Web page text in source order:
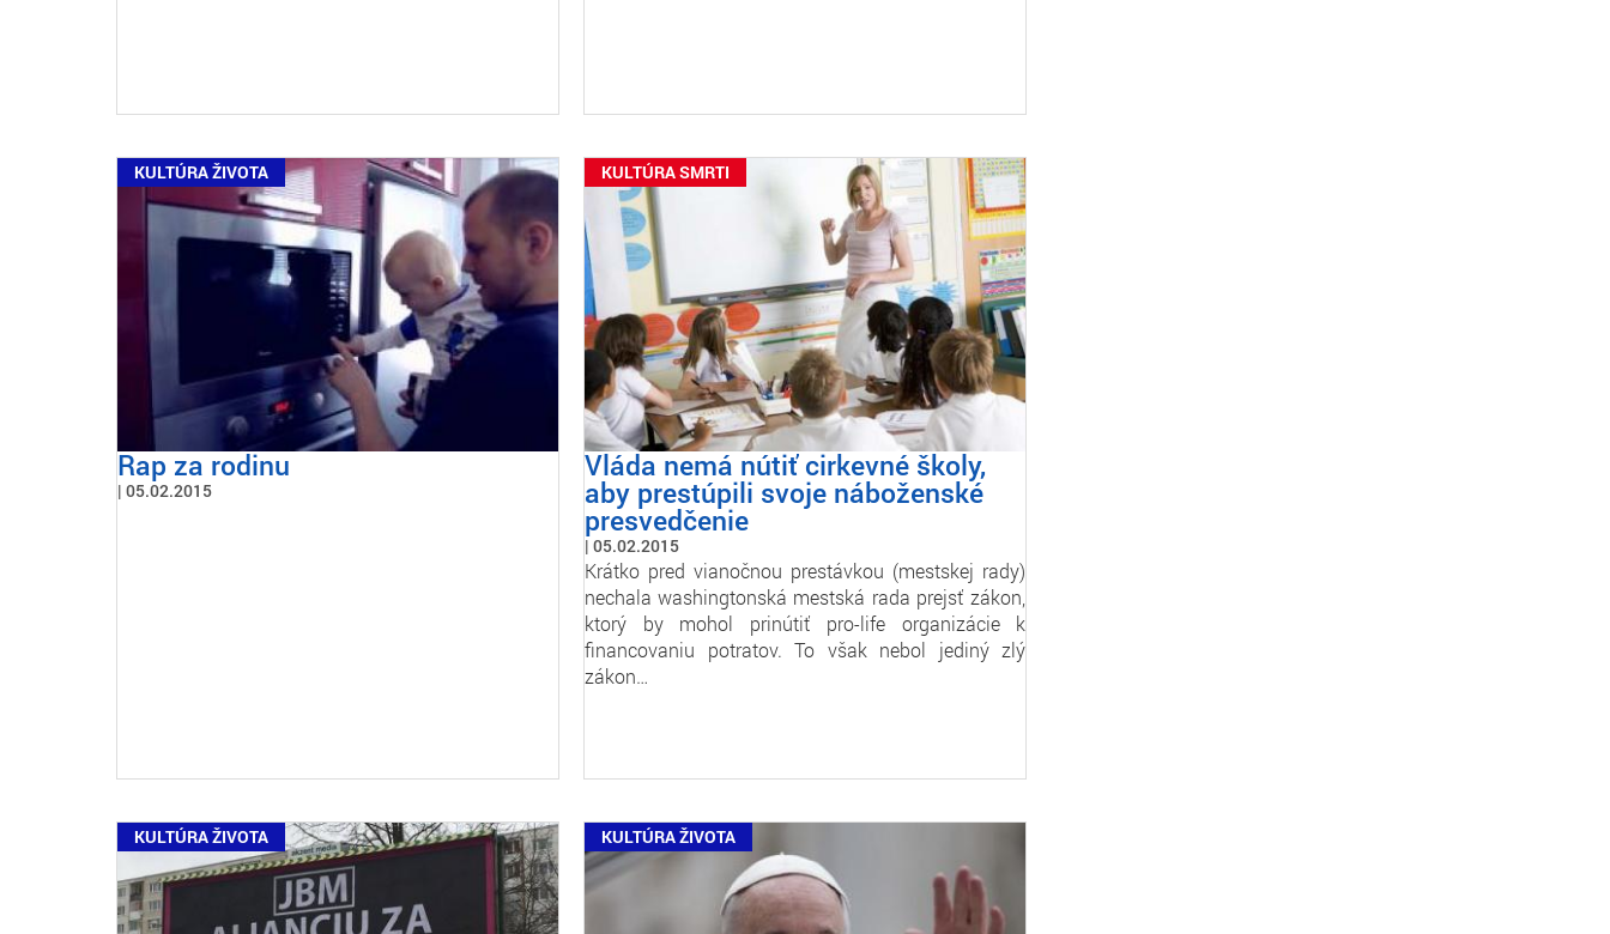
KULTÚRA ŽIVOTA
Rap za rodinu
05.02.2015
KULTÚRA SMRTI
Vláda nemá nútiť cirkevné školy,
aby prestúpili svoje náboženské
presvedčenie
05.02.2015
Krátko pred vianočnou prestávkou (mestskej rady)
nechala washingtonská mestská rada prejsť zákon,
ktorý by mohol prinútiť pro-life organizácie k
financovaniu potratov. To však nebol jediný zlý
zákon…
KULTÚRA ŽIVOTA KULTÚRA ŽIVOTA